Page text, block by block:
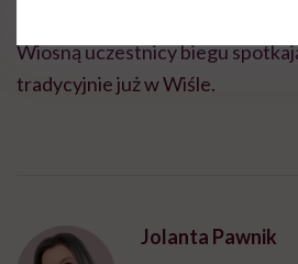
Wiosną uczestnicy biegu
tradycyjnie już w Wiśle.
Jolanta Pawnik